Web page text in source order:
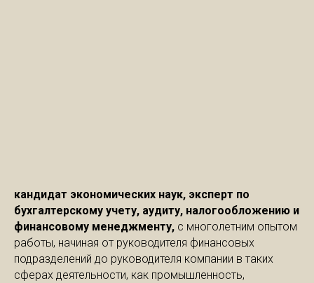
кандидат экономических наук, эксперт по
бухгалтерскому учету, аудиту, налогообложению и
финансовому менеджменту, с многолетним опытом
работы, начиная от руководителя финансовых
подразделений до руководителя компании в таких
сферах деятельности, как промышленность,